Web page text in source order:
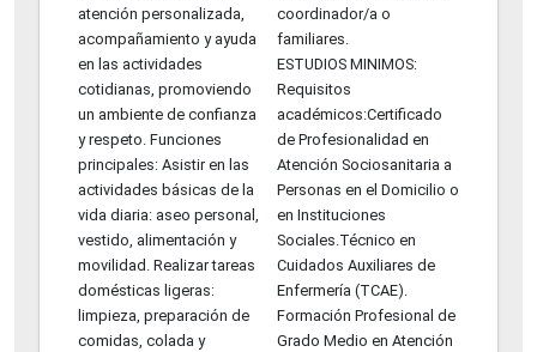
atención personalizada,
acompañamiento y ayuda
en las actividades
cotidianas, promoviendo
un ambiente de confianza
y respeto. Funciones
principales: Asistir en las
actividades básicas de la
vida diaria: aseo personal,
vestido, alimentación y
movilidad. Realizar tareas
domésticas ligeras:
limpieza, preparación de
comidas, colada y
coordinador/a o
familiares.
ESTUDIOS MINIMOS:
Requisitos
académicos:Certificado
de Profesionalidad en
Atención Sociosanitaria a
Personas en el Domicilio o
en Instituciones
Sociales.Técnico en
Cuidados Auxiliares de
Enfermería (TCAE).
Formación Profesional de
Grado Medio en Atención